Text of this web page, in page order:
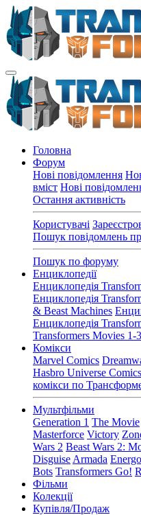
Головна
Форум
Нові повідомлення
вміст Нові
Остання активність
Користувачі
Пошук повідомлень
Пошук по форуму
Енциклопедії
Енциклопедія
Енциклопедія
& Beast Machines
Енциклопедія
Transformers Movies 1-3
Комікси
Marvel Comics
Hasbro Universe Comics
комікси по
Мультфільми
Generation 1 The Movie
Masterforce Victory
Wars 2 Beast Wars 2:
Disguise Armada
Bots Transformers Go!
Фільми
Колекції
Купівля/Продаж